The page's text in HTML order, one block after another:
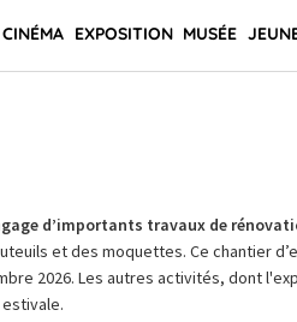
CINÉMA EXPOSITION MUSÉE
d’importants travaux de
et des moquettes. Ce chantier
2026. Les autres activités, dont